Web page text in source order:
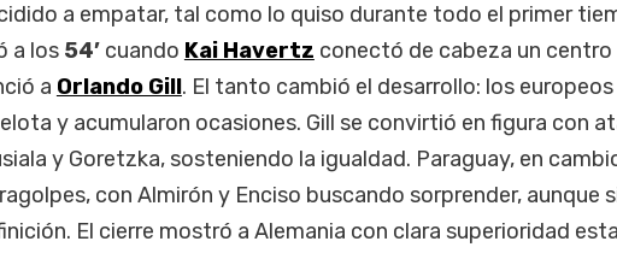
a empatar, tal como lo quiso durante todo el primer
a los 54’cuando Kai Havertz conectó de cabeza un centro
a Orlando Gill. El tanto cambió el desarrollo: los europeos
y acumularon ocasiones. Gill se convirtió en figura con
y Goretzka, sosteniendo la igualdad. Paraguay, en
con Almirón y Enciso buscando sorprender, aunque
El cierre mostró a Alemania con clara superioridad